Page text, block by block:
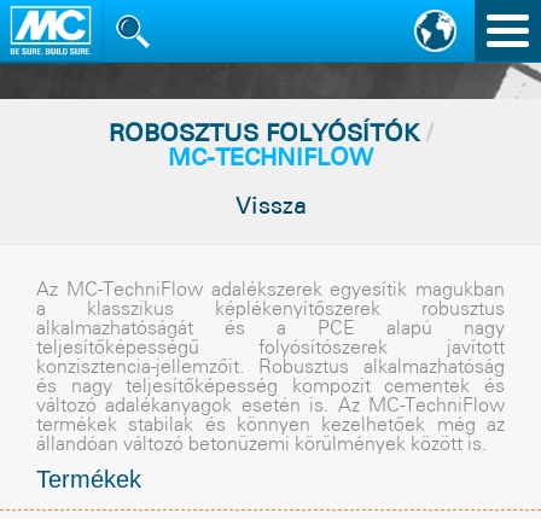
ROBOSZTUS FOLYÓSÍTÓK/
MC-TECHNIFLOW
Vissza
Az MC-TechniFlow adalékszerek egyesítik magukban
a klasszikus képlékenyítõszerek robusztus
alkalmazhatóságát és a PCE alapú nagy
teljesítõképességû folyósítószerek javított
konzisztencia-jellemzõit. Robusztus alkalmazhatóság
és nagy teljesítõképesség kompozit cementek és
változó adalékanyagok esetén is. Az MC-TechniFlow
termékek stabilak és könnyen kezelhetõek még az
állandóan változó betonüzemi körülmények között is.
Termékek